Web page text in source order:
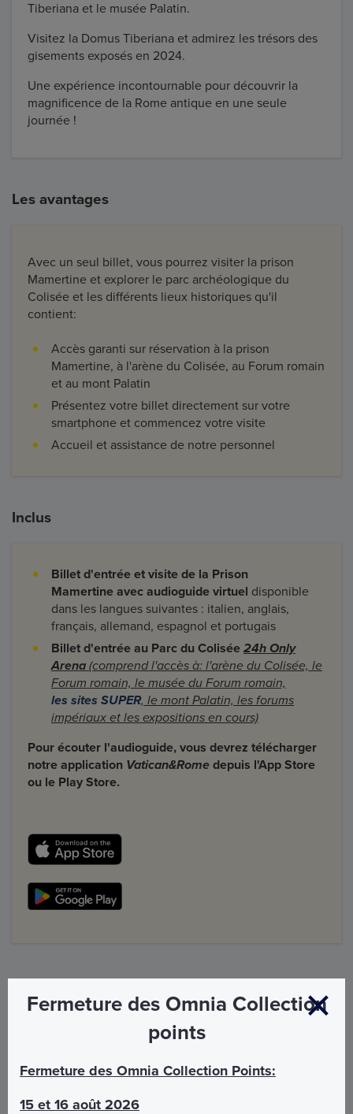
Tiberiana et le musée Palatin.
Visitez la Domus Tiberiana et admirez les trésors des
gisements exposés en 2024.
Une expérience incontournable pour découvrir la
magnificence de la Rome antique en une seule
journée !
Les avantages
Avec un seul billet, vous pourrez visiter la prison
Mamertine et explorer le parc archéologique du
Colisée et les différents lieux historiques qu'il
contient:
Accès garanti sur réservation à la prison
Mamertine, à l'arène du Colisée, au Forum romain
et au mont Palatin
Présentez votre billet directement sur votre
smartphone et commencez votre visite
Accueil et assistance de notre personnel
Inclus
Billet d'entrée et visite de la Prison
Mamertine avec audioguide virtuel disponible
dans les langues suivantes : italien, anglais,
français, allemand, espagnol et portugais
Billet d'entrée au Parc du Colisée 24h Only
Arena (comprend l'accès à: l'arène du Colisée, le
Forum romain, le musée du Forum romain,
les sites SUPER, le mont Palatin, les forums
impériaux et les expositions en cours)
Pour écouter l'audioguide, vous devrez télécharger
notre application Vatican&Rome depuis l'App Store
ou le Play Store.
Visite guidée de la Prison Mamertine
Entrée aux autres zones du Colisée
Mont Palatin T
Fermeture des Omnia Collection
points
Fermeture des Omnia Collection Points:
15 et 16 août 2026